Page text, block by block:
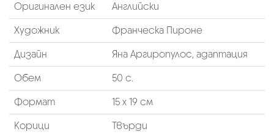
Оригинален език
Английски
Художник
Франческа Пироне
Дизайн
Яна Аргиропулос, адаптация
Обем
50 с.
Формат
15 х 19 см
Корици
Твърди